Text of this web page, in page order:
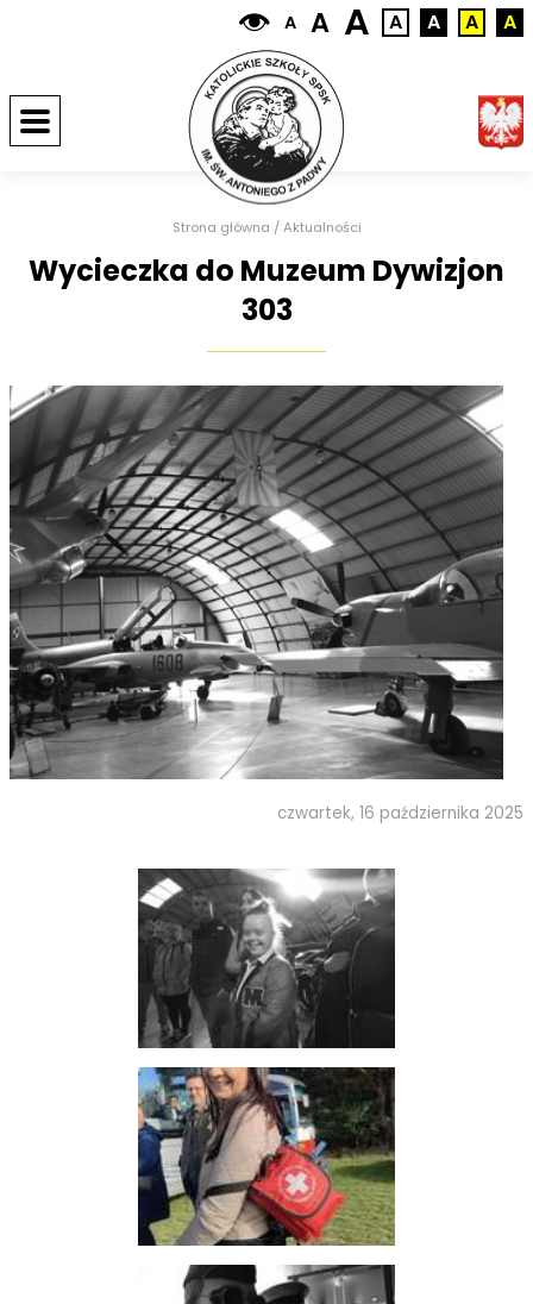
A A A A A A A
Strona główna /Aktualności
Wycieczka do Muzeum Dywizjon
303
czwartek, 16 października 2025